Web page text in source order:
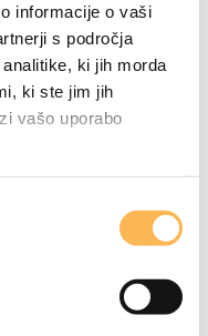
informacije o vaši
s področja
ki jih morda
ki ste jim jih
vašo uporabo